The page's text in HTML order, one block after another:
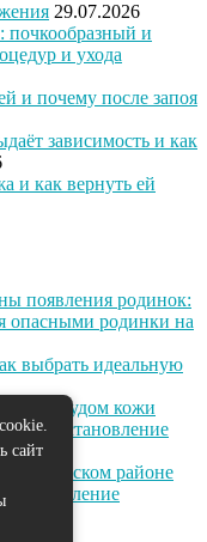
29.07.2026
почкообразный и
и ухода
и почему после запоя
зависимость и как
и как вернуть ей
появления родинок:
опасными родинки на
выбрать идеальную
с зудом кожи
и восстановление
Выборгском районе
сайт